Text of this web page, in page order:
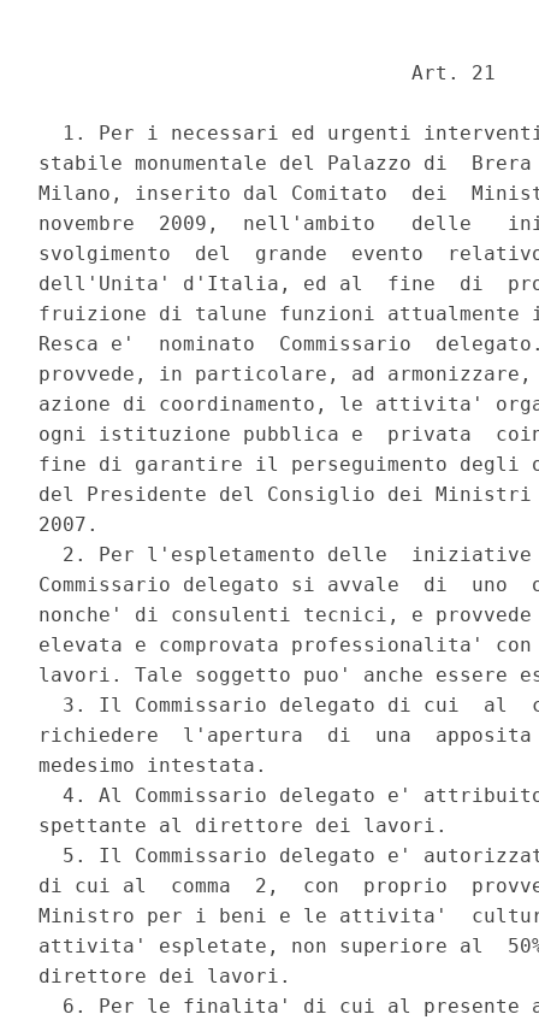
                               Art. 21
1. Per i necessari ed urgenti
stabile monumentale del Palazzo di
Milano, inserito dal Comitato  dei
novembre  2009,  nell'ambito   delle
svolgimento  del  grande  evento
dell'Unita' d'Italia, ed al  fine  di
fruizione di talune funzioni
Resca e'  nominato  Commissario
provvede, in particolare, ad
azione di coordinamento, le attivita'
ogni istituzione pubblica e  privata
fine di garantire il perseguimento
del Presidente del Consiglio dei Ministri
2007.
2. Per l'espletamento delle
Commissario delegato si avvale  di
nonche' di consulenti tecnici, e
elevata e comprovata professionalita'
lavori. Tale soggetto puo' anche essere
3. Il Commissario delegato di cui  al
richiedere  l'apertura  di  una
medesimo intestata.
4. Al Commissario delegato e'
spettante al direttore dei lavori.
5. Il Commissario delegato e'
di cui al  comma  2,  con  proprio
Ministro per i beni e le attivita'
attivita' espletate, non superiore al
direttore dei lavori.
6. Per le finalita' di cui al presente